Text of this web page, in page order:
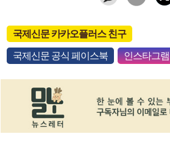
국제신문 카카오플러스 친구
국제신문 공식 페이스북 인스타그램